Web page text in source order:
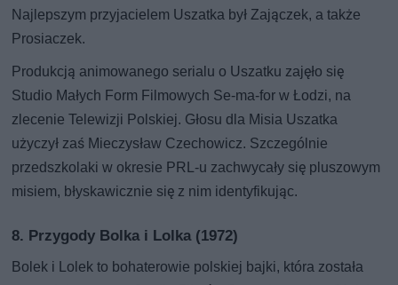
Najlepszym przyjacielem Uszatka był Zajączek, a także
Prosiaczek.
Produkcją animowanego serialu o Uszatku zajęło się
Studio Małych Form Filmowych Se-ma-for w Łodzi, na
zlecenie Telewizji Polskiej. Głosu dla Misia Uszatka
użyczył zaś Mieczysław Czechowicz. Szczególnie
przedszkolaki w okresie PRL-u zachwycały się pluszowym
misiem, błyskawicznie się z nim identyfikując.
8. Przygody Bolka i Lolka (1972)
Bolek i Lolek to bohaterowie polskiej bajki, która została